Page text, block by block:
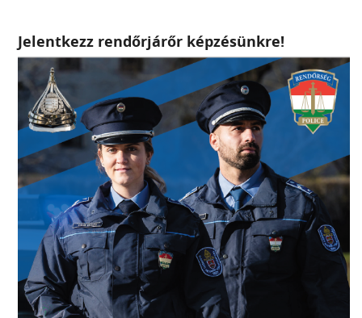
Jelentkezz rendőrjárőr képzésünkre!